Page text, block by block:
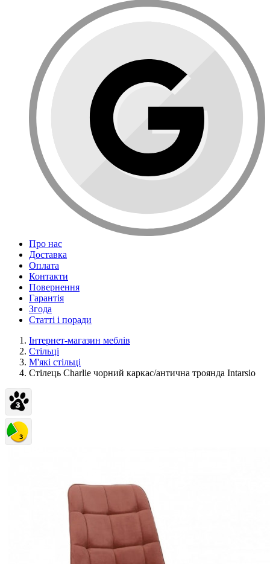
Про нас
Доставка
Оплата
Контакти
Повернення
Гарантія
Згода
Статті і поради
Інтернет-магазин меблів
Стільці
М'які стільці
Стілець Charlie чорний каркас/антична троянда Intarsio